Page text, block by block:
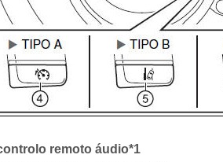
remoto áudio*1